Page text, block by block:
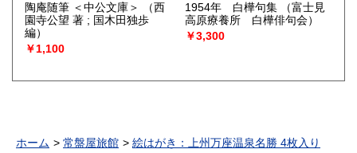
陶庵随筆 ＜中公文庫＞
（西
園寺公望 著 ; 国木田独歩
編）
￥1,100
1954年 白樺句集
（富士見
高原療養所 白樺俳句会）
￥3,300
ホーム 常盤屋旅館 絵はがき：上州万座温泉名勝 4枚入り